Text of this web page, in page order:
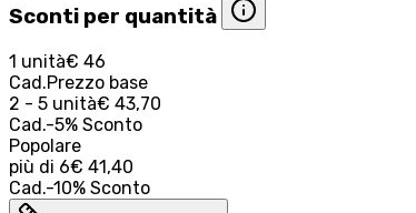
Sconti per quantità
1 unità€ 46
Cad.Prezzo base
2 - 5 unità€ 43,70
Cad.-5% Sconto
Popolare
più di 6€ 41,40
Cad.-10% Sconto